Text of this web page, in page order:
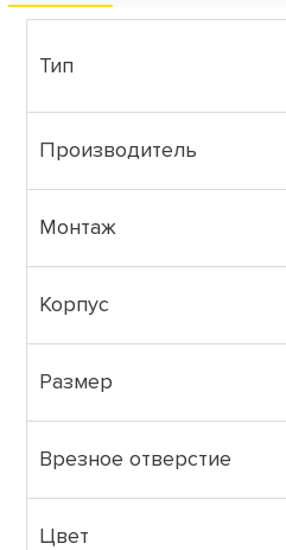
Тип
Производитель
Монтаж
Корпус
Размер
Врезное отверстие
Цвет